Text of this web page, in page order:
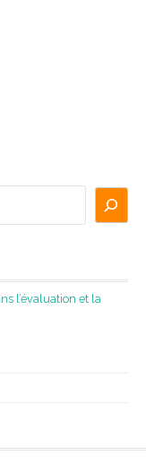
l’évaluation et la